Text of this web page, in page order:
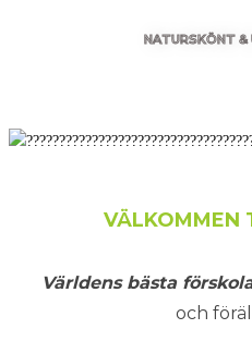
NATURSKÖNT &
VÄLKOMMEN
Världens bästa
och